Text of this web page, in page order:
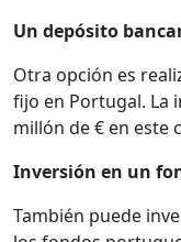
Un depósito
Otra opción es
fijo en Portugal. La
millón de € en este
Inversión en un
También puede